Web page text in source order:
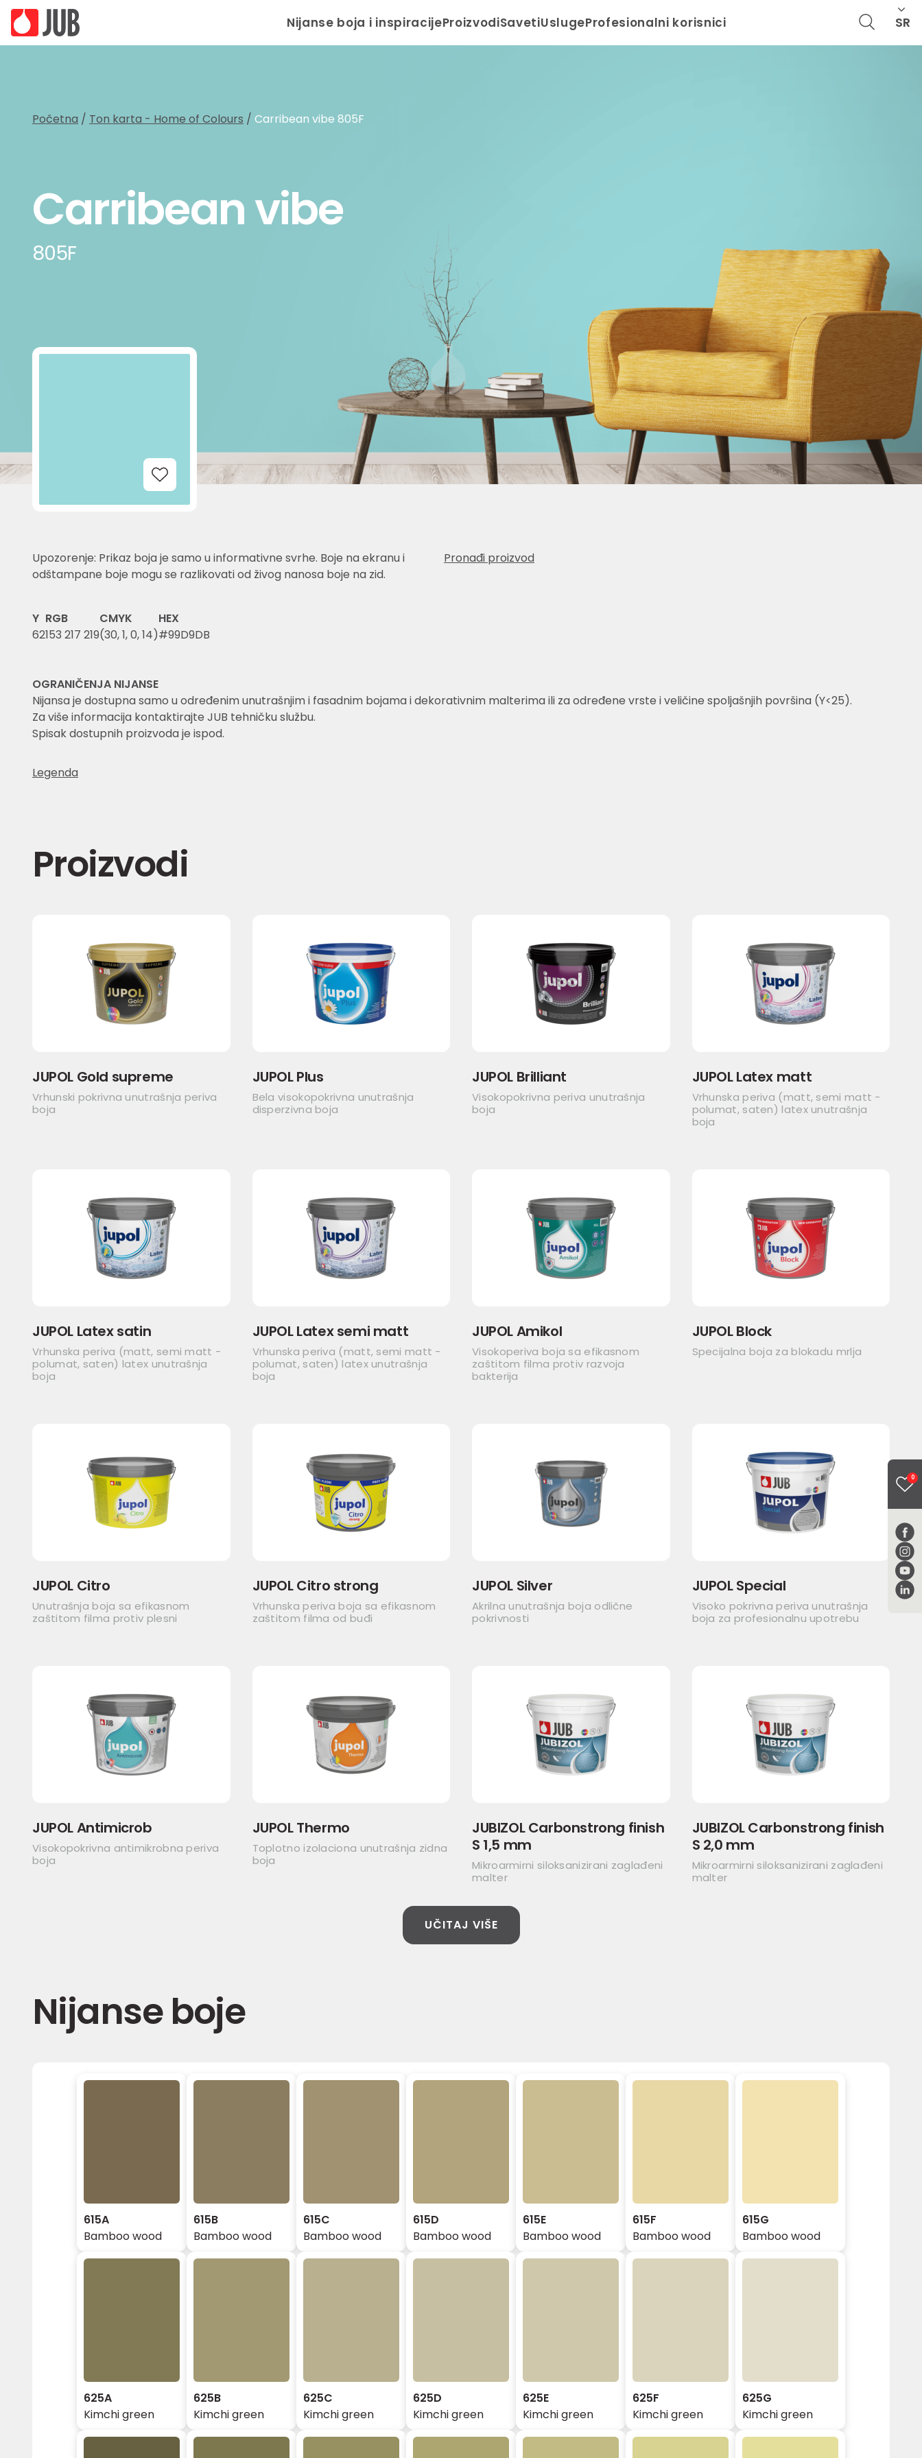
Nijanse boja i inspiracijeProizvodiSavetiUslugeProfesionalni korisnici SR
0
Početna / Ton karta - Home of Colours / Carribean vibe 805F
Carribean vibe
805F
Add to Wishlist
Upozorenje: Prikaz boja je samo u informativne svrhe. Boje na ekranu i
odštampane boje mogu se razlikovati od živog nanosa boje na zid.
Pronađi proizvod
Y
62
RGB
153 217 219
CMYK
(30, 1, 0, 14)
HEX
#99D9DB
OGRANIČENJA NIJANSE
Nijansa je dostupna samo u određenim unutrašnjim i fasadnim bojama i dekorativnim malterima ili za određene vrste i veličine spoljašnjih površina (Y<25).
Za više informacija kontaktirajte JUB tehničku službu.
Spisak dostupnih proizvoda je ispod.
Legenda
Proizvodi
JUPOL Gold supreme
Vrhunski pokrivna unutrašnja periva
boja
JUPOL Plus
Bela visokopokrivna unutrašnja
disperzivna boja
JUPOL Brilliant
Visokopokrivna periva unutrašnja
boja
JUPOL Latex matt
Vrhunska periva (matt, semi matt -
polumat, saten) latex unutrašnja
boja
JUPOL Latex satin
Vrhunska periva (matt, semi matt -
polumat, saten) latex unutrašnja
boja
JUPOL Latex semi matt
Vrhunska periva (matt, semi matt -
polumat, saten) latex unutrašnja
boja
JUPOL Amikol
Visokoperiva boja sa efikasnom
zaštitom filma protiv razvoja
bakterija
JUPOL Block
Specijalna boja za blokadu mrlja
JUPOL Citro
Unutrašnja boja sa efikasnom
zaštitom filma protiv plesni
JUPOL Citro strong
Vrhunska periva boja sa efikasnom
zaštitom filma od buđi
JUPOL Silver
Akrilna unutrašnja boja odlične
pokrivnosti
JUPOL Special
Visoko pokrivna periva unutrašnja
boja za profesionalnu upotrebu
JUPOL Antimicrob
Visokopokrivna antimikrobna periva
boja
JUPOL Thermo
Toplotno izolaciona unutrašnja zidna
boja
JUBIZOL Carbonstrong finish
S 1,5 mm
Mikroarmirni siloksanizirani zaglađeni
malter
JUBIZOL Carbonstrong finish
S 2,0 mm
Mikroarmirni siloksanizirani zaglađeni
malter
UČITAJ VIŠE
Nijanse boje
615A
Bamboo wood
615B
Bamboo wood
615C
Bamboo wood
615D
Bamboo wood
615E
Bamboo wood
615F
Bamboo wood
615G
Bamboo wood
625A
Kimchi green
625B
Kimchi green
625C
Kimchi green
625D
Kimchi green
625E
Kimchi green
625F
Kimchi green
625G
Kimchi green